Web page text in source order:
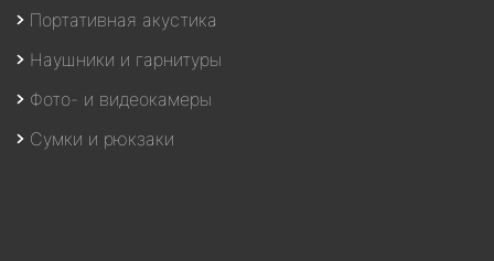
Портативная акустика
Наушники и гарнитуры
Фото- и видеокамеры
Сумки и рюкзаки